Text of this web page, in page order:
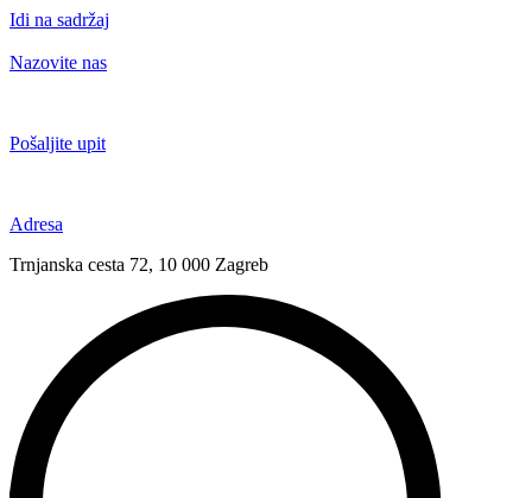
Idi na sadržaj
Nazovite nas
Pošaljite upit
Adresa
Trnjanska cesta 72, 10 000 Zagreb